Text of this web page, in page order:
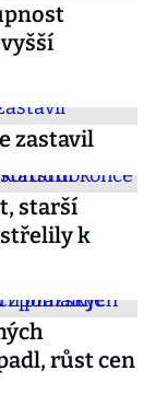
zastavil
starší
k
růst cen